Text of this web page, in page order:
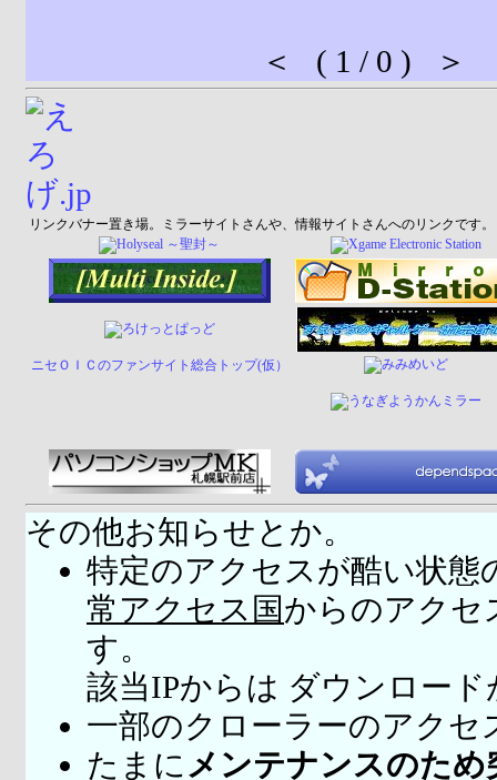
＜ ( 1 / 0 ) ＞
リンクバナー置き場。ミラーサイトさんや、情報サイトさんへのリンクです。
ニセＯＩＣのファンサイト総合トップ(仮）
その他お知らせとか。
特定のアクセスが酷い状態
常アクセス国からのアクセ
す。
該当IPからは ダウンロー
一部のクローラーのアクセ
たまに メンテナンスのため